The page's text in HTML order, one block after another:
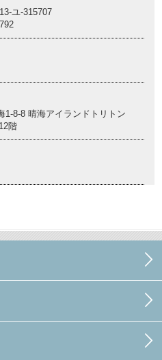
ユ-315707
1-8-8 晴海アイランドトリトン
階